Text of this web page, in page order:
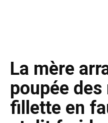
La mère
poupée
fillette en